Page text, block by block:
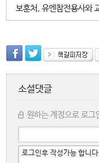
보훈처, 유엔참전용사와
소셜댓글
원하는 계정으로 로그